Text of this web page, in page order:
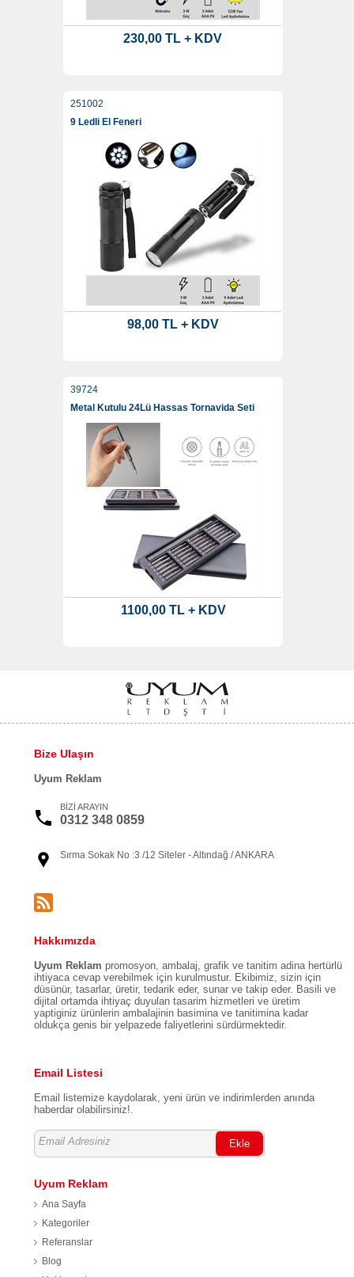
230,00 TL + KDV
251002
9 Ledli El Feneri
98,00 TL + KDV
39724
Metal Kutulu 24Lü Hassas Tornavida Seti
1100,00 TL + KDV
Bize Ulaşın
Uyum Reklam
BİZİ ARAYIN
0312 348 0859
Sırma Sokak No :3 /12 Siteler - Altındağ / ANKARA
Hakkımızda
Uyum Reklam promosyon, ambalaj, grafik ve tanitim adina hertürlü
ihtiyaca cevap verebilmek için kurulmustur. Ekibimiz, sizin için
düsünür, tasarlar, üretir, tedarik eder, sunar ve takip eder. Basili ve
dijital ortamda ihtiyaç duyulan tasarim hizmetleri ve üretim
yaptiginiz ürünlerin ambalajinin basimina ve tanitimina kadar
oldukça genis bir yelpazede faliyetlerini sürdürmektedir.
Email Listesi
Email listemize kaydolarak, yeni ürün ve indirimlerden anında
haberdar olabilirsiniz!.
Ekle
Uyum Reklam
Ana Sayfa
Kategoriler
Referanslar
Blog